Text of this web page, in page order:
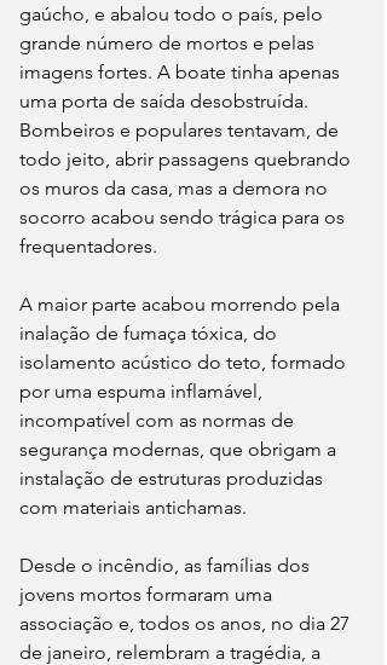
gaúcho, e abalou todo o país, pelo
grande número de mortos e pelas
imagens fortes. A boate tinha apenas
uma porta de saída desobstruída.
Bombeiros e populares tentavam, de
todo jeito, abrir passagens quebrando
os muros da casa, mas a demora no
socorro acabou sendo trágica para os
frequentadores.
A maior parte acabou morrendo pela
inalação de fumaça tóxica, do
isolamento acústico do teto, formado
por uma espuma inflamável,
incompatível com as normas de
segurança modernas, que obrigam a
instalação de estruturas produzidas
com materiais antichamas.
Desde o incêndio, as famílias dos
jovens mortos formaram uma
associação e, todos os anos, no dia 27
de janeiro, relembram a tragédia, a